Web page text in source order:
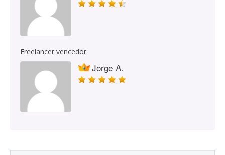
Freelancer vencedor
Jorge A.